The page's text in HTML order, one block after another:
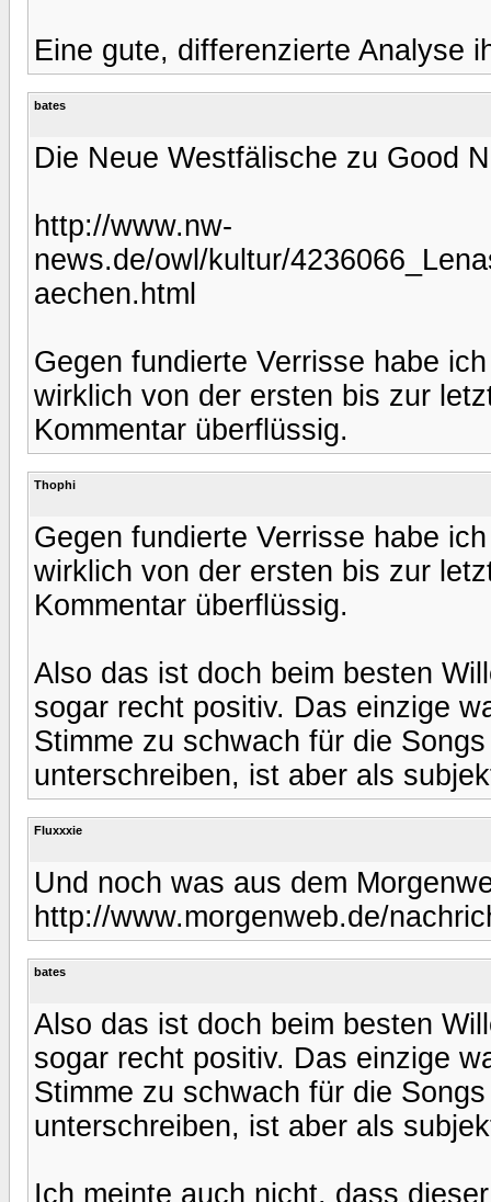
Eine gute, differenzierte Analyse
bates
Die Neue Westfälische zu Good
http://www.nw-
news.de/owl/kultur/
aechen.html
Gegen fundierte Verrisse habe
wirklich von der ersten bis zur
Kommentar überflüssig.
Thophi
Gegen fundierte Verrisse habe
wirklich von der ersten bis zur
Kommentar überflüssig.
Also das ist doch beim besten
sogar recht positiv. Das einzige
Stimme zu schwach für die
unterschreiben, ist aber als
Fluxxxie
Und noch was aus dem
http://www.morgenweb.de/
bates
Also das ist doch beim besten
sogar recht positiv. Das einzige
Stimme zu schwach für die
unterschreiben, ist aber als
Ich meinte auch nicht, dass